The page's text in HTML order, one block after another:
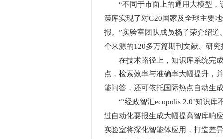
“不同于市面上的通用大模型，
策库实现了对G20国家及全球主要
报。”实验室团队成员杨子荣介绍
个来源的120多万篇期刊文献、研
在技术路径上，知识库系统完成
点，检索效率与准确率大幅提升，
能问答，还可依托国际热点自动生
“‘经政智汇ecopolis 2.0’知识库
过自动化要报生成大幅提高智库响
实验室将深化智能体应用，打造差